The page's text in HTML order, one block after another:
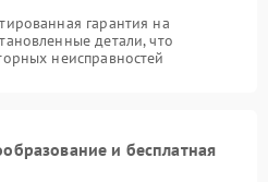
гарантия на
детали, что
неисправностей
и бесплатная